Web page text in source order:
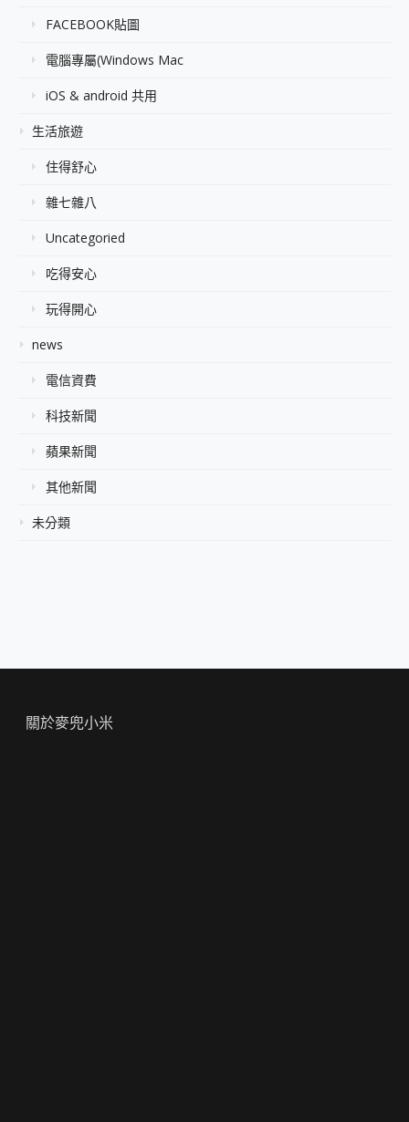
FACEBOOK貼圖
電腦專屬(Windows Mac
iOS & android 共用
生活旅遊
住得舒心
雜七雜八
Uncategoried
吃得安心
玩得開心
news
電信資費
科技新聞
蘋果新聞
其他新聞
未分類
關於麥兜小米